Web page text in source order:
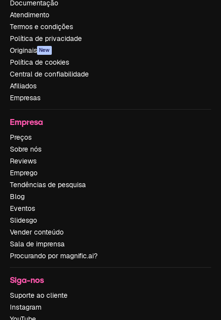
Documentação
Atendimento
Termos e condições
Política de privacidade
Originais New
Política de cookies
Central de confiabilidade
Afiliados
Empresas
Empresa
Preços
Sobre nós
Reviews
Emprego
Tendências de pesquisa
Blog
Eventos
Slidesgo
Vender conteúdo
Sala de imprensa
Procurando por magnific.ai?
Siga-nos
Suporte ao cliente
Instagram